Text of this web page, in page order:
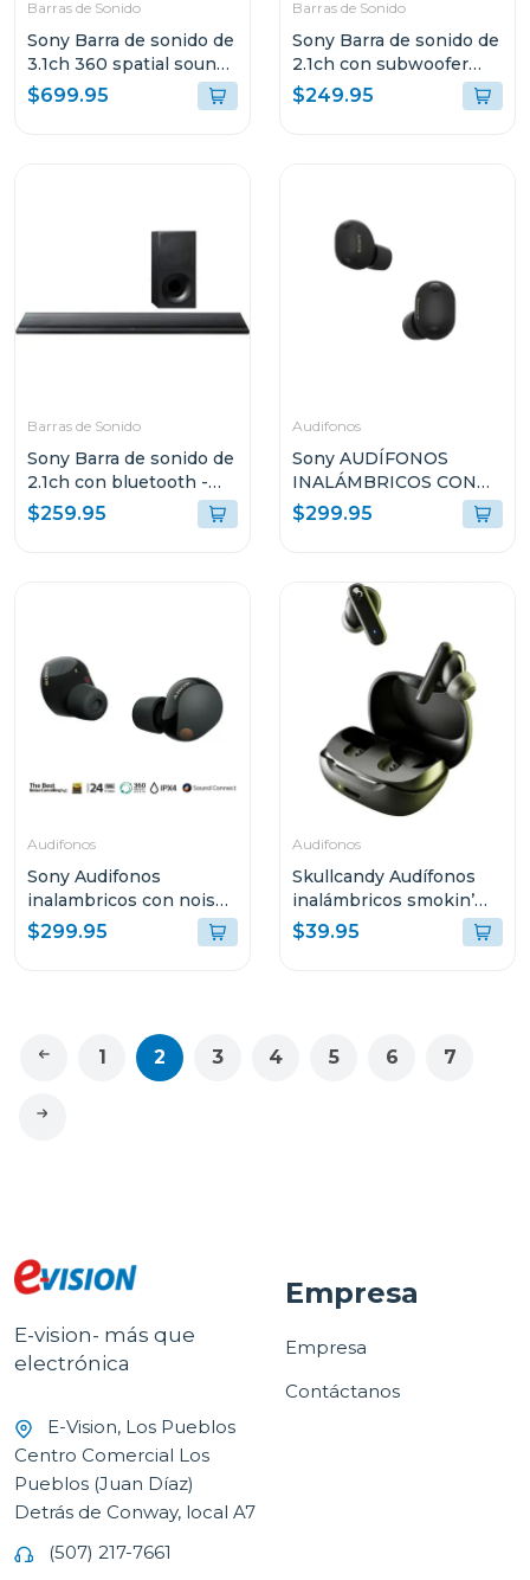
Barras de Sonido
Sony Barra de sonido de
3.1ch 360 spatial sound
mapping dolby atmos
a3000
$699.95
Barras de Sonido
Sony Barra de sonido de
2.1ch con subwoofer
inalambrico s400
$249.95
Barras de Sonido
Sony Barra de sonido de
2.1ch con bluetooth -
nfc htct3
$259.95
Audifonos
Sony AUDÍFONOS
INALÁMBRICOS CON
NOISE CANCELLING
XM6BZ
$299.95
Audifonos
Sony Audifonos
inalambricos con noise
cancelling wf1000xm5
negro
$299.95
Audifonos
Skullcandy Audífonos
inalámbricos smokin’
buds true black r740
$39.95
1 2 3 4 5 6 7
E-vision- más que
electrónica
E-Vision, Los Pueblos
Centro Comercial Los
Pueblos (Juan Díaz)
Detrás de Conway, local A7
(507) 217-7661
Empresa
Empresa
Contáctanos